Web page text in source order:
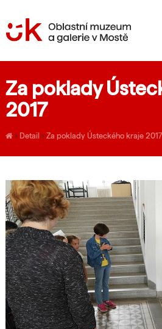
Za poklady
2017
› Detail › Za poklady Ústeckého kraje 2017